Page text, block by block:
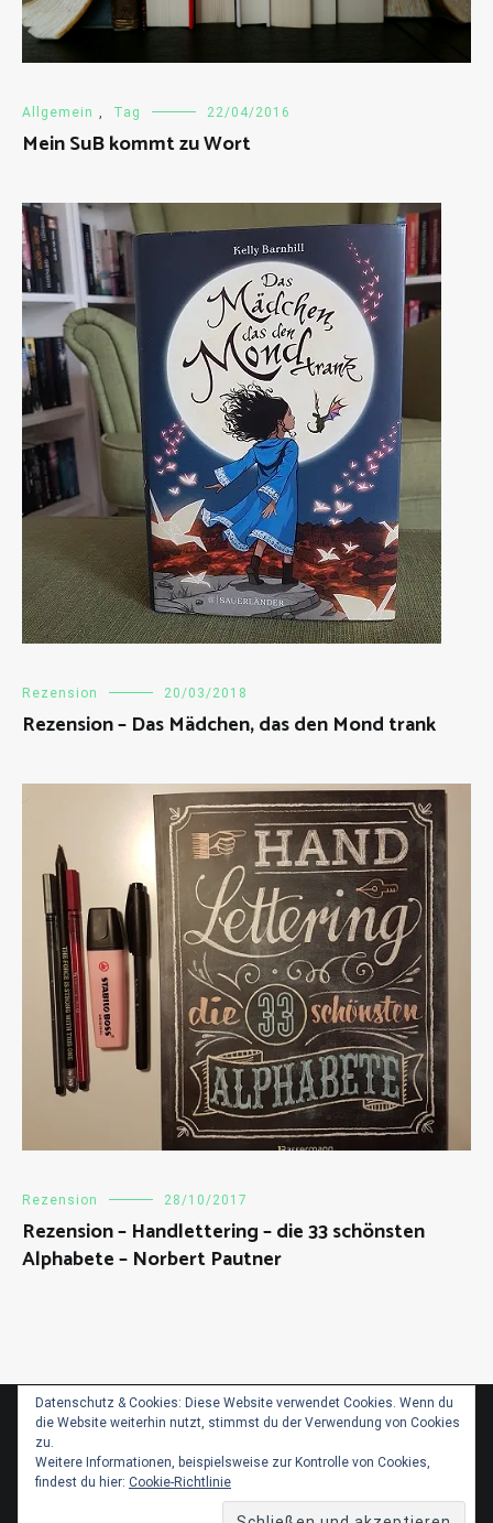
Allgemein Tag 22/04/2016
Mein SuB kommt zu Wort
Rezension 20/03/2018
Rezension – Das Mädchen, das den Mond trank
Rezension 28/10/2017
Rezension – Handlettering – die 33 schönsten
Alphabete – Norbert Pautner
Impressum
Datenschutz & Cookies: Diese Website verwendet Cookies. Wenn du
die Website weiterhin nutzt, stimmst du der Verwendung von Cookies
zu.
Weitere Informationen, beispielsweise zur Kontrolle von Cookies,
findest du hier: Cookie-Richtlinie